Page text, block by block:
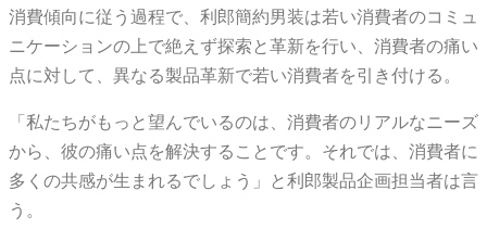
消費傾向に従う過程で、利郎簡約男装は若い消費者のコミュ
ニケーションの上で絶えず探索と革新を行い、消費者の痛い
点に対して、異なる製品革新で若い消費者を引き付ける。
「私たちがもっと望んでいるのは、消費者のリアルなニーズ
から、彼の痛い点を解決することです。それでは、消費者に
多くの共感が生まれるでしょう」と利郎製品企画担当者は言
う。